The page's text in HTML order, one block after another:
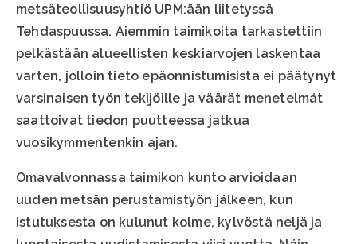
metsäteollisuusyhtiö UPM:ään liitetyssä
Tehdaspuussa. Aiemmin taimikoita tarkastettiin
pelkästään alueellisten keskiarvojen laskentaa
varten, jolloin tieto epäonnistumisista ei päätynyt
varsinaisen työn tekijöille ja väärät menetelmät
saattoivat tiedon puutteessa jatkua
vuosikymmentenkin ajan.
Omavalvonnassa taimikon kunto arvioidaan
uuden metsän perustamistyön jälkeen, kun
istutuksesta on kulunut kolme, kylvöstä neljä ja